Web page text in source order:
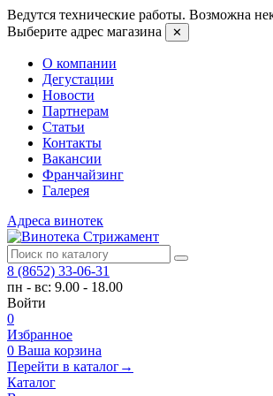
Ведутся технические работы. Возможна
Выберите адрес магазина
✕
О компании
Дегустации
Новости
Партнерам
Статьи
Контакты
Вакансии
Франчайзинг
Галерея
Адреса винотек
8 (8652) 33-06-31
пн - вс: 9.00 - 18.00
Войти
0
Избранное
0 Ваша корзина
Перейти в каталог→
Каталог